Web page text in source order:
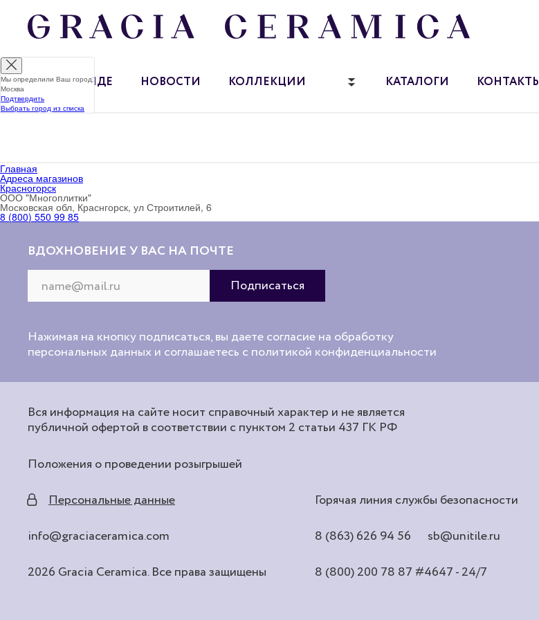
О БРЕНДЕ НОВОСТИ КОЛЛЕКЦИИ КАТАЛОГИ КОНТАКТЫ
Главная
Адреса магазинов
Красногорск
ООО "Многоплитки"
Московская обл, Краснгорск, ул Строитилей, 6
8 (800) 550 99 85
ВДОХНОВЕНИЕ У ВАС НА ПОЧТЕ
Нажимая на кнопку подписаться, вы даете согласие на обработку
персональных данных и соглашаетесь с политикой конфиденциальности
Вся информация на сайте носит справочный характер и не является
публичной офертой в соответствии с пунктом 2 статьи 437 ГК РФ
Положения о проведении розыгрышей
Персональные данные
info@graciaceramica.com
2026 Gracia Ceramica. Все права защищены
Горячая линия службы безопасности
8 (863) 626 94 56 sb@unitile.ru
8 (800) 200 78 87 #4647 - 24/7
Мы определили Ваш город:
Москва
Подтвердить
Выбрать город из списка